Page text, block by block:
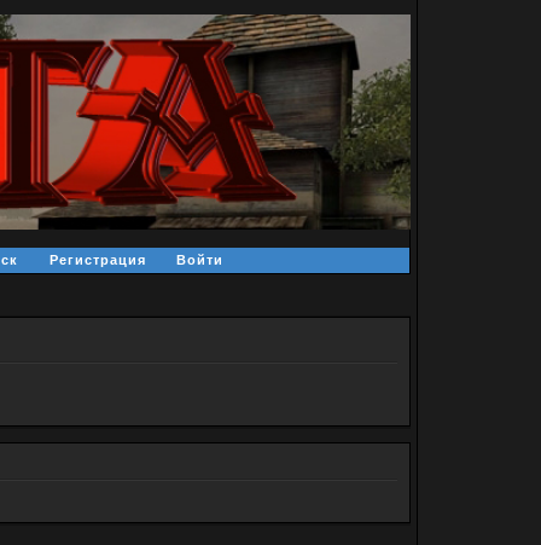
Регистрация Войти